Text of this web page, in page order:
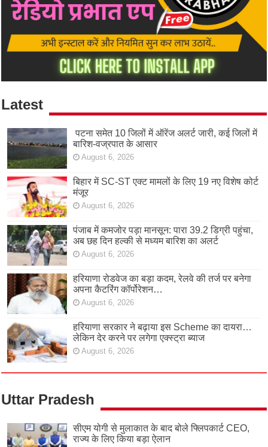
Latest
पटना समेत 10 जिलों में ऑरेंज अलर्ट जारी, कई जिलों में
बारिश-वज्रपात के आसार
August 6, 2026
बिहार में SC-ST एक्ट मामलों के लिए 19 नए विशेष कोर्ट
मंजूर
August 6, 2026
पंजाब में कमजोर पड़ा मानसून: पारा 39.2 डिग्री पहुंचा,
अब छह दिन हल्की से मध्यम बारिश का अलर्ट
August 6, 2026
हरियाणा रोडवेज का बड़ा कदम, रेलवे की तर्ज पर बनेगा
अपना कैटरिंग कॉर्पोरेशन…
August 6, 2026
हरियाणा सरकार ने बढ़ाया इस Scheme का दायरा…
लेकिन देर करने पर लगेगा एक्स्ट्रा ब्याज
August 6, 2026
Uttar Pradesh
सीएम योगी से मुलाकात के बाद बोले फ्लिपकार्ट CEO,
राज्य के लिए किया बड़ा ऐलान